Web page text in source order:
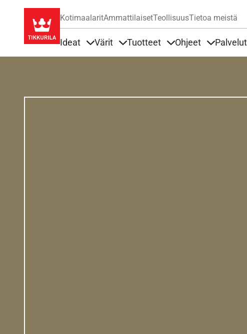
KotimaalaritAmmattilaisetTeollisuusTietoa meistä
Ideat Värit Tuotteet Ohjeet Palvelut